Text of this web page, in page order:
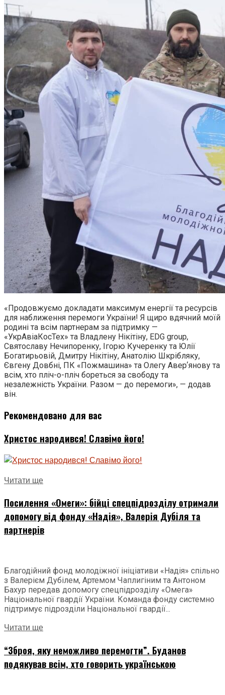
«Продовжуємо докладати максимум енергії та ресурсів
для наближення перемоги України! Я щиро вдячний моїй
родині та всім партнерам за підтримку —
«УкрАвіаКосТех» та Владлену Нікітіну, EDG group,
Святославу Нечипоренку, Ігорю Кучеренку та Юлії
Богатирьовій, Дмитру Нікітіну, Анатолію Шкрібляку,
Євгену Довбні, ПК «Пожмашина» та Олегу Аверʼянову та
всім, хто пліч-о-пліч бореться за свободу та
незалежність України. Разом — до перемоги», — додав
він.
Рекомендовано для вас
Христос народився! Славімо його!
Читати ще
Посилення «Омеги»: бійці спецпідрозділу отримали
допомогу від фонду «Надія», Валерія Дубіля та
партнерів
Благодійний фонд молодіжної ініціативи «Надія» спільно
з Валерієм Дубілем, Артемом Чаплигіним та Антоном
Бахур передав допомогу спецпідрозділу «Омега»
Національної гвардії України. Команда фонду системно
підтримує підрозділи Національної гвардії...
Читати ще
“Зброя, яку неможливо перемогти”. Буданов
подякував всім, хто говорить українською